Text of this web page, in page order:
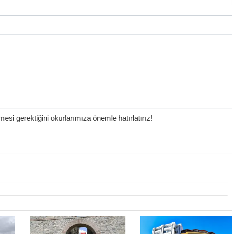
gerektiğini okurlarımıza önemle hatırlatırız!